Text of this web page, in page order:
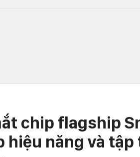
chip flagship
hiệu năng và tập